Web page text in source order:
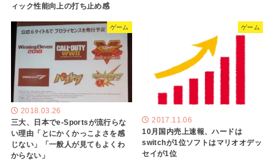
ィック性能向上の打ち止め感
ゲーム
2018.03.26
三大、日本でe-Sportsが流行らな
い理由「とにかくかっこよさを感
じない」「一般人が見てもよくわ
からない」
ゲーム
2017.11.06
10月国内売上速報、ハードは
switchが1位ソフトはマリオオデッ
セイが1位